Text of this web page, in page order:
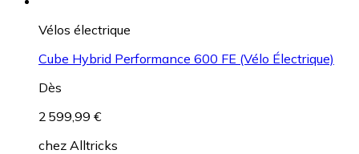
Vélos électrique
Cube Hybrid Performance 600 FE (Vélo Électrique)
Dès
2 599,99 €
chez Alltricks